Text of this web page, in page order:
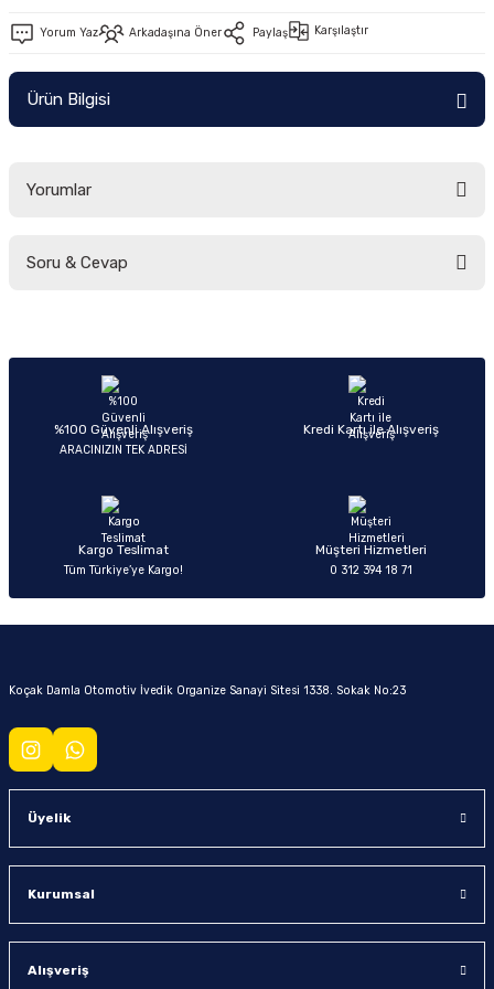
Ön/Arka Takımlar
Yorum Yaz Arkadaşına Öner Paylaş Karşılaştır
Ürün Bilgisi
Yorumlar
Soru & Cevap
Ürün hakkında henüz soru sorulmamış.
%100 Güvenli Alışveriş
ARACINIZIN TEK ADRESİ
Kredi Kartı ile Alışveriş
Kargo Teslimat
Tüm Türkiye’ye Kargo!
Müşteri Hizmetleri
0 312 394 18 71
Koçak Damla Otomotiv İvedik Organize Sanayi Sitesi 1338. Sokak No:23
Üyelik
Kurumsal
Alışveriş